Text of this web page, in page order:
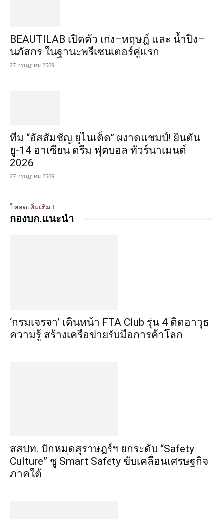
BEAUTILAB เปิดตัว เก่ง–หฤษฎ์ และ น้ำปิง–
นภัสกร ในฐานะพรีเซนเตอร์คู่แรก
27 กรกฎาคม 2569
ทีม “อัสสัมชัญ ยูไนเต็ด” ผงาดแชมป์! ยินตัน
ยู-14 อาเซียน ดรีม ฟุตบอล ทัวร์นาเมนต์
2026
27 กรกฎาคม 2569
โหลดเพิ่มเติม
กองบก.แนะนำ
‘กรมเจรจา’ เดินหน้า FTA Club รุ่น 4 ติดอาวุธ
ความรู้ สร้างเครือข่ายรับมือการค้าโลก
สสปท. ปักหมุดสุราษฎร์ฯ ยกระดับ “Safety
Culture” ชู Smart Safety ขับเคลื่อนเศรษฐกิจ
ภาคใต้